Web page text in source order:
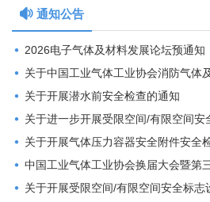
中国气体储能及利用百人会成立大会暨第
通知公告
2026电子气体及材料发展论坛预通知
关于中国工业气体工业协会消防气体及工程分会会员铜牌延期通
关于开展潜水前安全检查的通知
关于进一步开展受限空间/有限空间安全标志设置及作业要求安全检查的
关于开展气体压力容器安全附件安全检查的通
中国工业气体工业协会换届大会暨第三十六次会员大会在福州成功召
关于开展受限空间/有限空间安全标志设置及作业要求安全检查的